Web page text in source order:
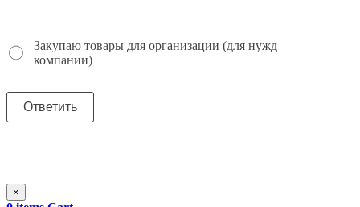
Закупаю товары для организации (для нужд
компании)
×